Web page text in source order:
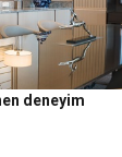
deneyim